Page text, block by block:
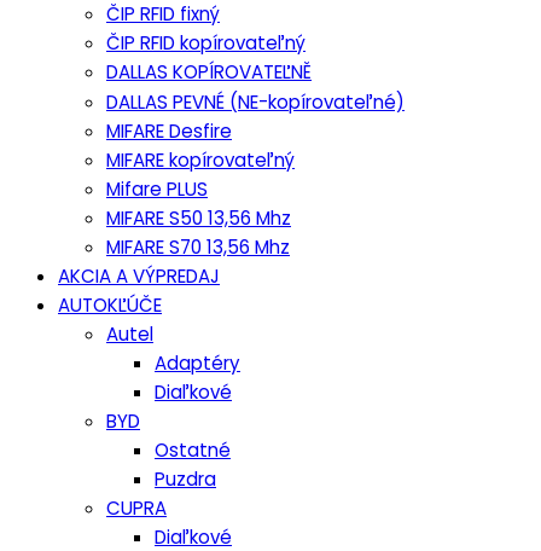
ČIP RFID fixný
ČIP RFID kopírovateľný
DALLAS KOPÍROVATEĽNĚ
DALLAS PEVNÉ (NE-kopírovateľné)
MIFARE Desfire
MIFARE kopírovateľný
Mifare PLUS
MIFARE S50 13,56 Mhz
MIFARE S70 13,56 Mhz
AKCIA A VÝPREDAJ
AUTOKĽÚČE
Autel
Adaptéry
Diaľkové
BYD
Ostatné
Puzdra
CUPRA
Diaľkové